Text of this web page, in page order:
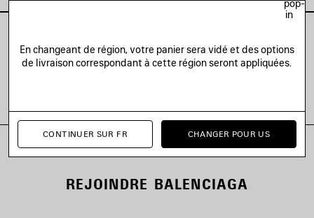
VOIR TOUS LES LOOKS
REJOINDRE BALENCIAGA
pop-
in
En changeant de région, votre panier sera vidé et des options
de livraison correspondant à cette région seront appliquées.
CONTINUER SUR FR CHANGER POUR US